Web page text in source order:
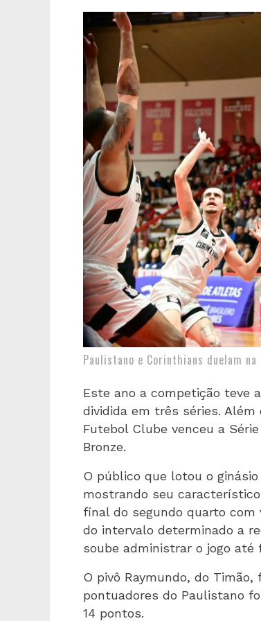
Paulistano e Corinthians duelam
Este ano a competição teve
dividida em três séries. Além
Futebol Clube venceu a
Bronze.
O público que lotou o
mostrando seu
final do segundo quarto
do intervalo determinado a
soube administrar o jogo
O pivô Raymundo, do
pontuadores do Paulistano
14 pontos.